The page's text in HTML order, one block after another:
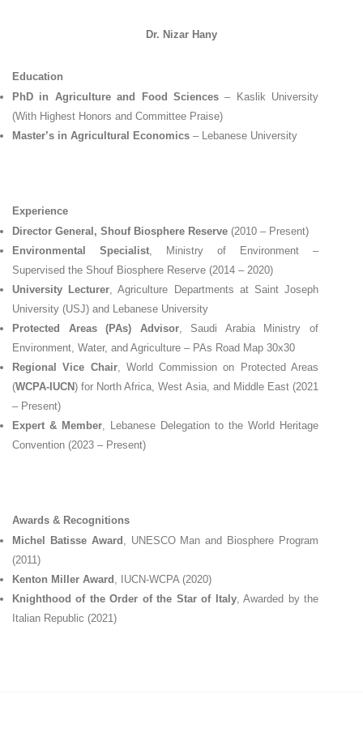
Dr. Nizar Hany
Education
PhD in Agriculture and Food Sciences– Kaslik University
(With Highest Honors and Committee Praise)
Master’s in Agricultural Economics – Lebanese University
Experience
Director General, Shouf Biosphere Reserve (2010 – Present)
Environmental Specialist, Ministry of Environment –
Supervised the Shouf Biosphere Reserve (2014 – 2020)
University Lecturer, Agriculture Departments at Saint Joseph
University (USJ) and Lebanese University
Protected Areas (PAs) Advisor, Saudi Arabia Ministry of
Environment, Water, and Agriculture – PAs Road Map 30x30
Regional Vice Chair, World Commission on Protected Areas
(WCPA-IUCN) for North Africa, West Asia, and Middle East (2021
– Present)
Expert & Member, Lebanese Delegation to the World Heritage
Convention (2023 – Present)
Awards & Recognitions
Michel Batisse Award , UNESCO Man and Biosphere Program
(2011)
Kenton Miller Award , IUCN-WCPA (2020)
Knighthood of the Order of the Star of Italy, Awarded by the
Italian Republic (2021)